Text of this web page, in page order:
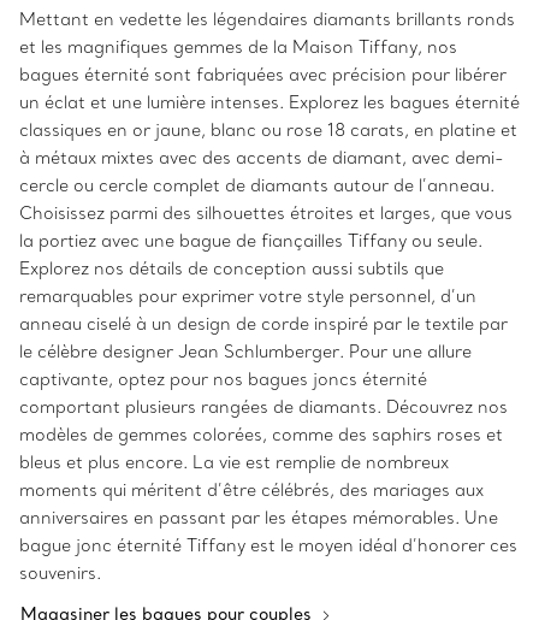
Mettant en vedette les légendaires diamants brillants ronds
et les magnifiques gemmes de la Maison Tiffany, nos
bagues éternité sont fabriquées avec précision pour libérer
un éclat et une lumière intenses. Explorez les bagues éternité
classiques en or jaune, blanc ou rose 18 carats, en platine et
à métaux mixtes avec des accents de diamant, avec demi-
cercle ou cercle complet de diamants autour de l’anneau.
Choisissez parmi des silhouettes étroites et larges, que vous
la portiez avec une bague de fiançailles Tiffany ou seule.
Explorez nos détails de conception aussi subtils que
remarquables pour exprimer votre style personnel, d’un
anneau ciselé à un design de corde inspiré par le textile par
le célèbre designer Jean Schlumberger. Pour une allure
captivante, optez pour nos bagues joncs éternité
comportant plusieurs rangées de diamants. Découvrez nos
modèles de gemmes colorées, comme des saphirs roses et
bleus et plus encore. La vie est remplie de nombreux
moments qui méritent d’être célébrés, des mariages aux
anniversaires en passant par les étapes mémorables. Une
bague jonc éternité Tiffany est le moyen idéal d’honorer ces
souvenirs.
Magasiner les bagues pour couples